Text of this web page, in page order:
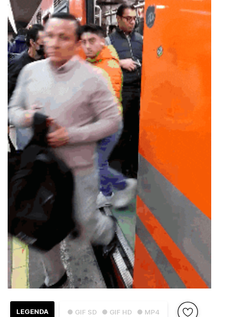
● GIF SD ● GIF HD ● MP4
LEGENDA